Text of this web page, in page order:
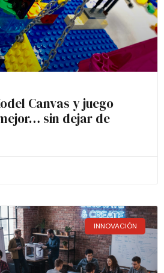
Canvas y juego
sin dejar de
INNOVACIÓN